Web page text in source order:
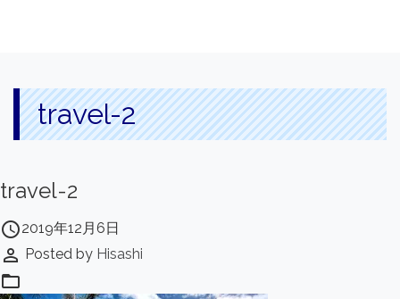
travel-2
travel-2
access_time2019年12月6日
perm_identity Posted by Hisashi
folder_open